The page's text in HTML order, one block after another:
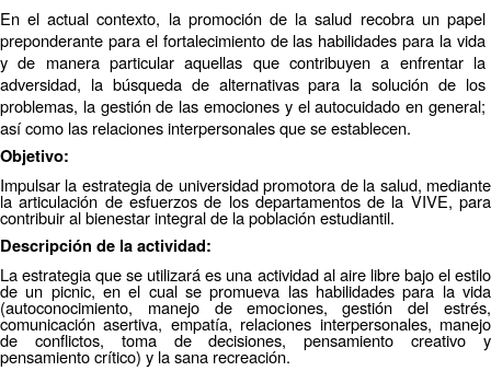
En el actual contexto, la promoción de la salud recobra un papel
preponderante para el fortalecimiento de las habilidades para la vida
y de manera particular aquellas que contribuyen a enfrentar la
adversidad, la búsqueda de alternativas para la solución de los
problemas, la gestión de las emociones y el autocuidado en general;
así como las relaciones interpersonales que se establecen.
Objetivo:
Impulsar la estrategia de universidad promotora de la salud, mediante
la articulación de esfuerzos de los departamentos de la VIVE, para
contribuir al bienestar integral de la población estudiantil.
Descripción de la actividad:
La estrategia que se utilizará es una actividad al aire libre bajo el estilo
de un picnic, en el cual se promueva las habilidades para la vida
(autoconocimiento, manejo de emociones, gestión del estrés,
comunicación asertiva, empatía, relaciones interpersonales, manejo
de conflictos, toma de decisiones, pensamiento creativo y
pensamiento crítico) y la sana recreación.